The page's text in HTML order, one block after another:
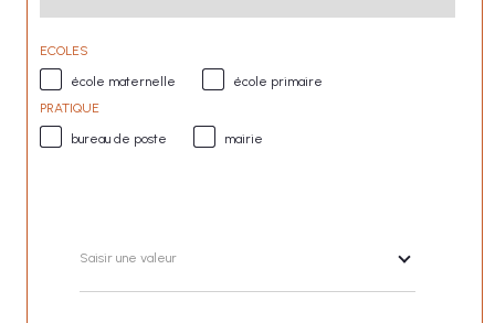
ECOLES
école maternelle
école primaire
PRATIQUE
bureau de poste
mairie
Saisir une valeur